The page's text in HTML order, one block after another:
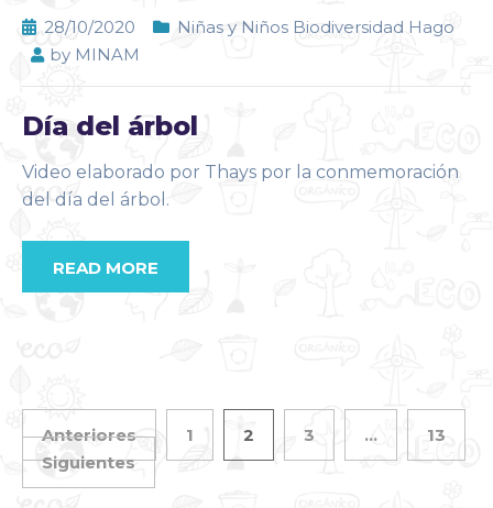
28/10/2020
Niñas y Niños Biodiversidad Hago
by MINAM
Día del árbol
Video elaborado por Thays por la conmemoración
del día del árbol.
READ MORE
Anteriores 1 2 3 …
13
Siguientes